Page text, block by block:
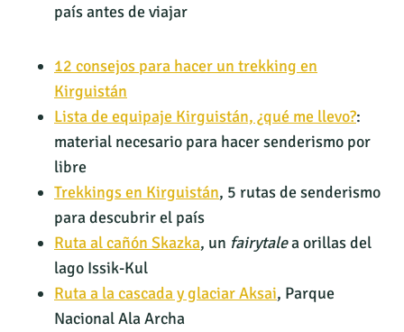
país antes de viajar
12 consejos para hacer un trekking en
Kirguistán
Lista de equipaje Kirguistán, ¿qué me llevo?:
material necesario para hacer senderismo por
libre
Trekkings en Kirguistán, 5 rutas de senderismo
para descubrir el país
Ruta al cañón Skazka, un fairytalea orillas del
lago Issik-Kul
Ruta a la cascada y glaciar Aksai, Parque
Nacional Ala Archa